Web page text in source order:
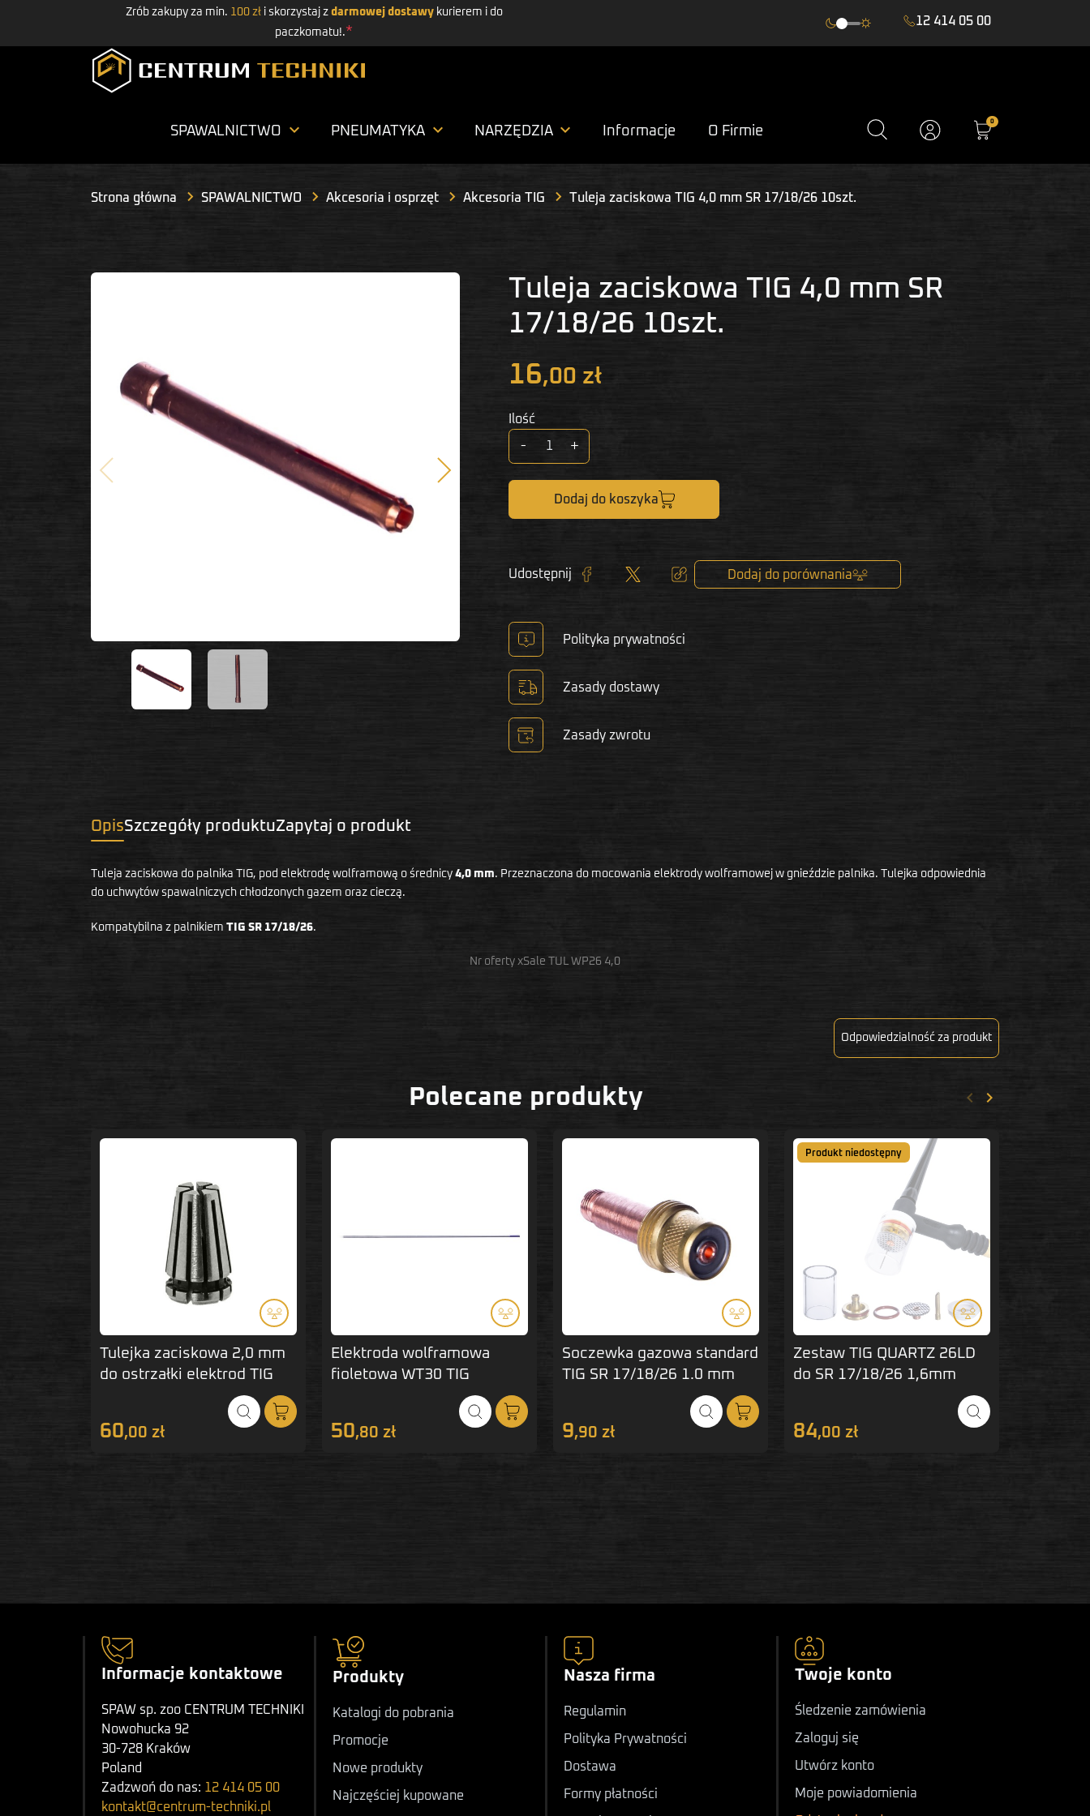
Zrób zakupy za min. 100 złi skorzystaj z darmowej dostawykurierem i do
paczkomatu!.*
12 414 05 00
SPAWALNICTWO  PNEUMATYKA  NARZĘDZIA  Informacje O Firmie
0
Strona główna SPAWALNICTWO Akcesoria i osprzęt Akcesoria TIG Tuleja zaciskowa TIG 4,0 mm SR 17/18/26 10szt.
Poprzedni Następny
Tuleja zaciskowa TIG 4,0 mm SR
17/18/26 10szt.
16,00 zł
Ilość
- +
Dodaj do koszyka
Udostępnij
Kopiuj link
Dodaj do porównania
Polityka prywatności
Zasady dostawy
Zasady zwrotu
OpisSzczegóły produktuZapytaj o produkt
Tuleja zaciskowa do palnika TIG, pod elektrodę wolframową o średnicy 4,0 mm. Przeznaczona do mocowania elektrody wolframowej w gnieździe palnika. Tulejka odpowiednia
do uchwytów spawalniczych chłodzonych gazem oraz cieczą.
Kompatybilna z palnikiem TIG SR 17/18/26.
Nr oferty xSale TUL WP26 4,0
Odpowiedzialność za produkt
Polecane produkty Poprzedni
keyboard_arrow_left Następny
keyboard_arrow_right
Tulejka zaciskowa 2,0 mm
do ostrzałki elektrod TIG
60,00 zł
Elektroda wolframowa
fioletowa WT30 TIG
50,80 zł
Soczewka gazowa standard
TIG SR 17/18/26 1.0 mm
9,90 zł
Produkt niedostępny
Zestaw TIG QUARTZ 26LD
do SR 17/18/26 1,6mm
84,00 zł
Informacje kontaktowe
SPAW sp. zoo CENTRUM TECHNIKI
Nowohucka 92
30-728 Kraków
Poland
Zadzwoń do nas: 12 414 05 00
kontakt@centrum-techniki.pl
Produkty
Katalogi do pobrania
Promocje
Nowe produkty
Najczęściej kupowane
Nasza firma
Regulamin
Polityka Prywatności
Dostawa
Formy płatności
Twoje konto
Śledzenie zamówienia
Zaloguj się
Utwórz konto
Moje powiadomienia